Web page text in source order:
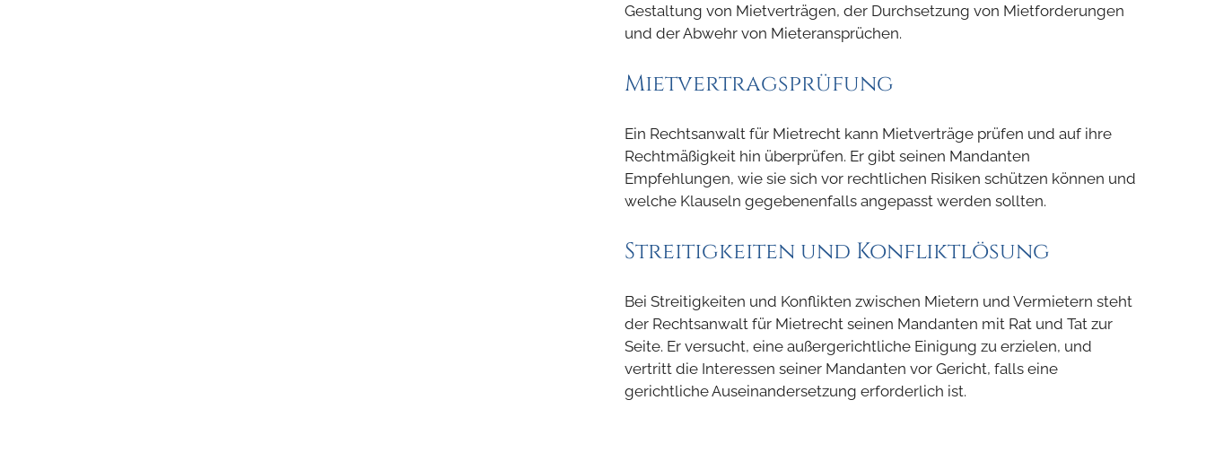
Gestaltung von Mietverträgen, der Durchsetzung von Mietforderungen
und der Abwehr von Mieteransprüchen.
Mietvertragsprüfung
Ein Rechtsanwalt für Mietrecht kann Mietverträge prüfen und auf ihre
Rechtmäßigkeit hin überprüfen. Er gibt seinen Mandanten
Empfehlungen, wie sie sich vor rechtlichen Risiken schützen können und
welche Klauseln gegebenenfalls angepasst werden sollten.
Streitigkeiten und Konfliktlösung
Bei Streitigkeiten und Konflikten zwischen Mietern und Vermietern steht
der Rechtsanwalt für Mietrecht seinen Mandanten mit Rat und Tat zur
Seite. Er versucht, eine außergerichtliche Einigung zu erzielen, und
vertritt die Interessen seiner Mandanten vor Gericht, falls eine
gerichtliche Auseinandersetzung erforderlich ist.